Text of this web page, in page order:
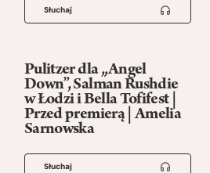
Słuchaj
Pulitzer dla „Angel
Down”, Salman Rushdie
w Łodzi i Bella Tofifest |
Przed premierą | Amelia
Sarnowska
Słuchaj